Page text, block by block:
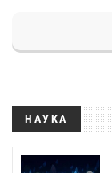
НАУКА